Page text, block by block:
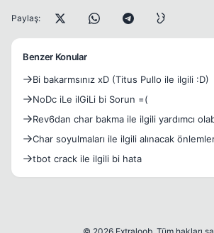
Paylaş:
Benzer Konular
Bi bakarmsınız xD (Titus Pullo ile ilgili :D)
NoDc iLe ilGiLi bi Sorun =(
Rev6dan char bakma ile ilgili yardımcı
Char soyulmaları ile ilgili alınacak
tbot crack ile ilgili bi hata